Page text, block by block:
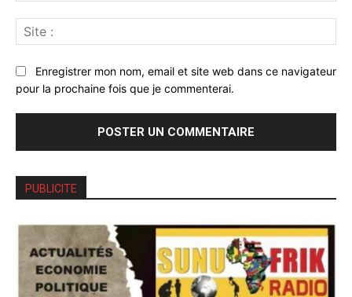
:
Enregistrer mon nom, email et site web dans ce navigateur
pour la prochaine fois que je commenterai.
PUBLICITE